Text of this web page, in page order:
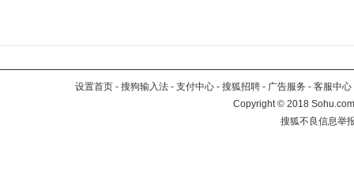
设置首页 - 搜狗输入法 - 支付中心 - 搜狐招聘 - 广告服务 - 客服中心
Copyright©2018
搜狐不良信息举